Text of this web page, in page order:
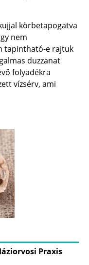
körbetapogatva
nem
tapintható-e rajtuk
duzzanat
folyadékra
vízsérv, ami
Praxis